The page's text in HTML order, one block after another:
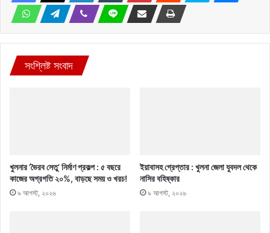
সংশ্লিষ্ট সংবাদ
খুলনার ‘ভৈরব সেতু’ নির্মাণ প্রকল্প : ৫ বছরে
কাজের অগ্রগতি ২০%, বাড়ছে সময় ও খরচ!
৯ আগস্ট, ২০২৬
ইয়াবাসহ গ্রেপ্তার : খুলনা জেলা যুবদল থেকে
নাসির বহিষ্কার
৯ আগস্ট, ২০২৬